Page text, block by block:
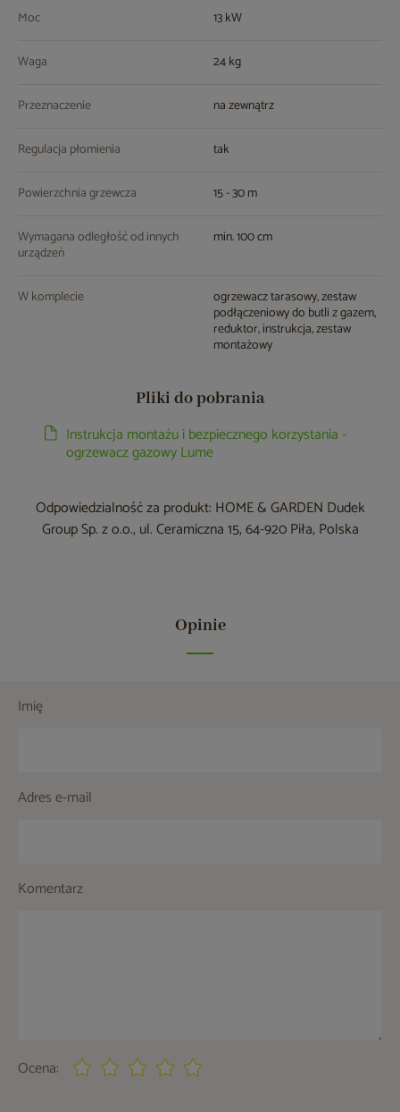
Moc 13 kW
Waga 24 kg
Przeznaczenie na zewnątrz
Regulacja płomienia tak
Powierzchnia grzewcza 15 - 30 m
Wymagana odległość od innych
urządzeń
min. 100 cm
W komplecie ogrzewacz tarasowy, zestaw
podłączeniowy do butli z gazem,
reduktor, instrukcja, zestaw
montażowy
Pliki do pobrania
Instrukcja montażu i bezpiecznego korzystania -
ogrzewacz gazowy Lume
Odpowiedzialność za produkt: HOME & GARDEN Dudek
Group Sp. z o.o., ul. Ceramiczna 15, 64-920 Piła, Polska
Opinie
Imię
Adres e-mail
Komentarz
Ocena: